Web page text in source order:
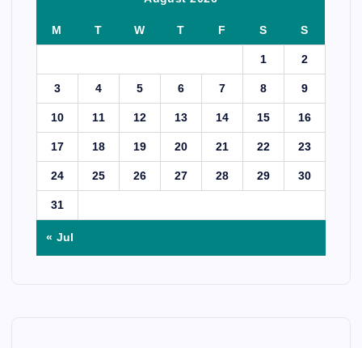
M T W T F S S
1 2
3 4 5 6 7 8 9
10 11 12 13 14 15 16
17 18 19 20 21 22 23
24 25 26 27 28 29 30
31
« Jul